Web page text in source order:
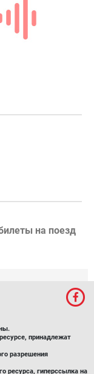
на поезд
принадлежат
разрешения
ресурса, гиперссылка на